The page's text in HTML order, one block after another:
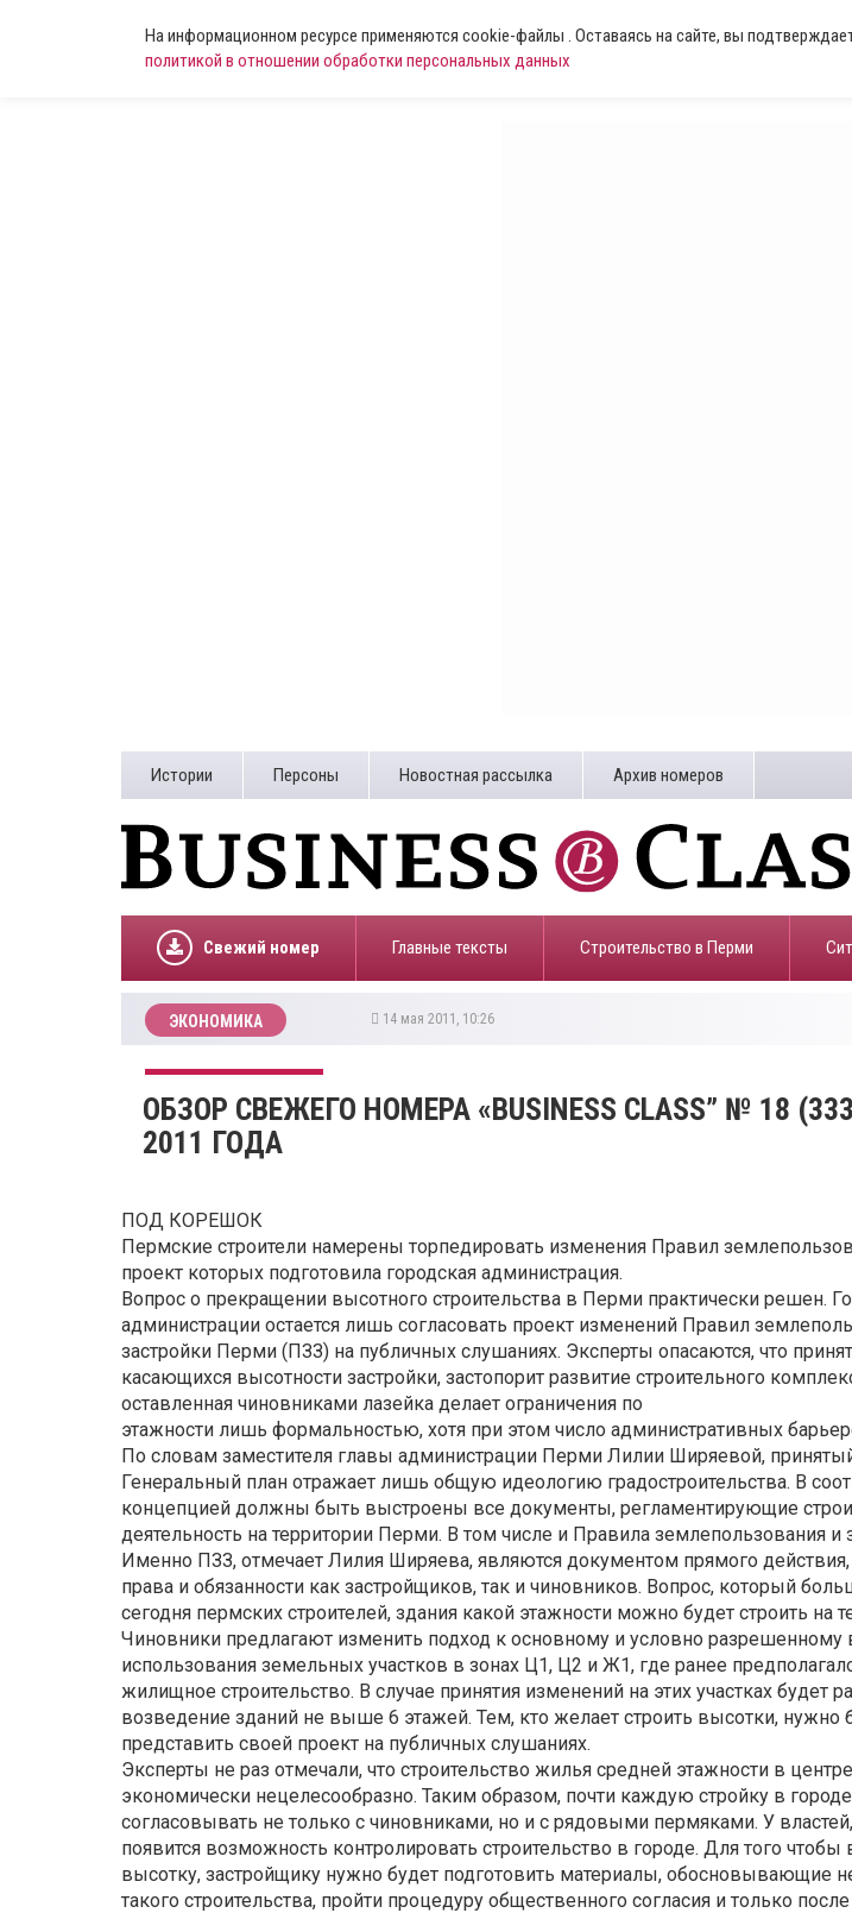
На информационном ресурсе применяются cookie-файлы . Оставаясь на сайте, вы
политикой в отношении обработки персональных данных
Истории Персоны Новостная рассылка Архив номеров
Свежий номер Главные тексты Строительство в Перми
ЭКОНОМИКА 14 мая 2011, 10:26
ОБЗОР СВЕЖЕГО НОМЕРА «BUSINESS CLASS” № 18
2011 ГОДА
ПОД КОРЕШОК
Пермские строители намерены торпедировать изменения Правил
проект которых подготовила городская администрация.
Вопрос о прекращении высотного строительства в Перми практически решен.
администрации остается лишь согласовать проект изменений Правил
застройки Перми (ПЗЗ) на публичных слушаниях. Эксперты опасаются, что
касающихся высотности застройки, застопорит развитие строительного
оставленная чиновниками лазейка делает ограничения по
этажности лишь формальностью, хотя при этом число административных
По словам заместителя главы администрации Перми Лилии Ширяевой,
Генеральный план отражает лишь общую идеологию градостроительства. В
концепцией должны быть выстроены все документы, регламентирующие
деятельность на территории Перми. В том числе и Правила землепользования и
Именно ПЗЗ, отмечает Лилия Ширяева, являются документом прямого
права и обязанности как застройщиков, так и чиновников. Вопрос, который
сегодня пермских строителей, здания какой этажности можно будет строить на
Чиновники предлагают изменить подход к основному и условно разрешенному
использования земельных участков в зонах Ц1, Ц2 и Ж1, где ранее
жилищное строительство. В случае принятия изменений на этих участках будет
возведение зданий не выше 6 этажей. Тем, кто желает строить высотки, нужно
представить своей проект на публичных слушаниях.
Эксперты не раз отмечали, что строительство жилья средней этажности в
экономически нецелесообразно. Таким образом, почти каждую стройку в
согласовывать не только с чиновниками, но и с рядовыми пермяками. У
появится возможность контролировать строительство в городе. Для того чтобы
высотку, застройщику нужно будет подготовить материалы, обосновывающие
такого строительства, пройти процедуру общественного согласия и только